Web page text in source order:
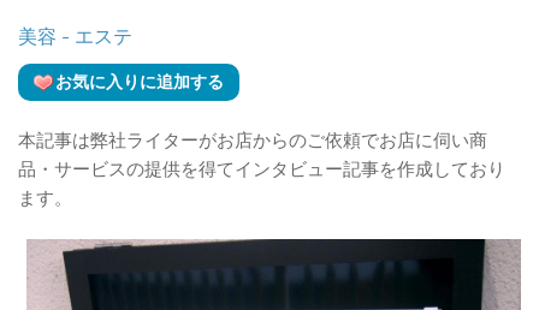
美容 - エステ
お気に入りに追加する
本記事は弊社ライターがお店からのご依頼でお店に伺い商
品・サービスの提供を得てインタビュー記事を作成しており
ます。